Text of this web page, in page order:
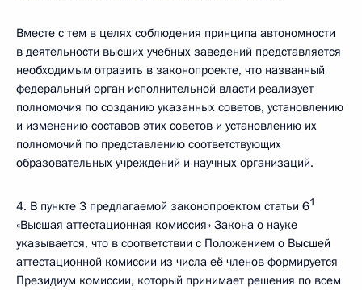
Вместе с тем в целях соблюдения принципа автономности
в деятельности высших учебных заведений представляется
необходимым отразить в законопроекте, что названный
федеральный орган исполнительной власти реализует
полномочия по созданию указанных советов, установлению
и изменению составов этих советов и установлению их
полномочий по представлению соответствующих
образовательных учреждений и научных организаций.
4. В пункте 3 предлагаемой законопроектом статьи 61
«Высшая аттестационная комиссия» Закона о науке
указывается, что в соответствии с Положением о Высшей
аттестационной комиссии из числа её членов формируется
Президиум комиссии, который принимает решения по всем